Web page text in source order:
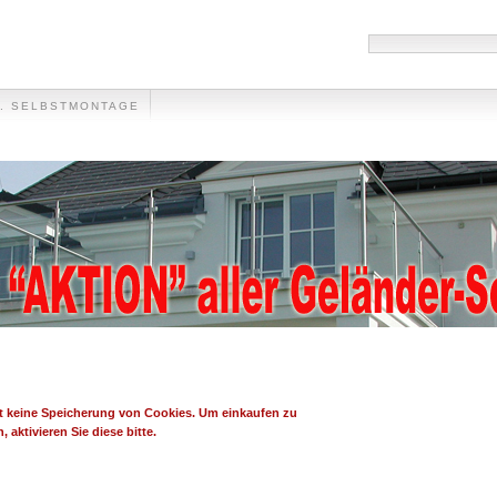
SELBSTMONTAGE
Speicherung von Cookies. Um einkaufen zu
aktivieren Sie diese bitte.